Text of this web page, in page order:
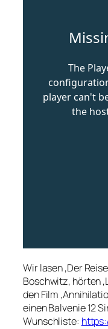
Wir lasen ‚Der
Boschwitz, hörten
den Film
einen Balvenie 12
Wunschliste: